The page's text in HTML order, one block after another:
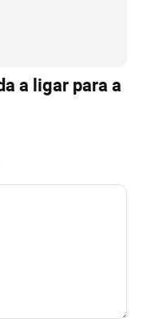
a ligar para a